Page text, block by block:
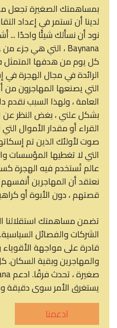
بمساهمتك الصغيرة تجعل
لدينا أن تستمر في إعداد
نود أن نسألك شيئًا واحدًا
كل يوم من هدفها المتمثل
الرائدة في مجال الهجرة في
التي يصنعها المهاجرون من
العامة ، ولهذا السبب نقدم
بشكل علني ، بغض النظر
صوت لأولئك الذين تم
التي لا تغطيها المؤسسات
عالم تُستخدم فيه الهجرة
نعتقد أن المهاجرين
قصتهم ، دون الأبوة أو
تضمن مساهمتك استقلالنا
الشركات والفصائل
قادرة على مواجهة الأقوياء
والمهاجرين وبقية
يستغرق الأمر سوى دقيقة
ادعمنا